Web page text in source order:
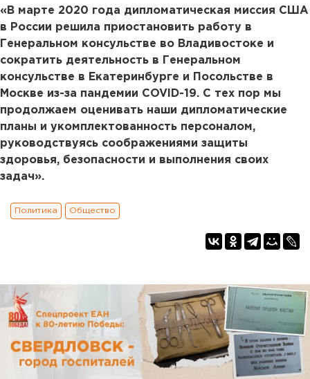
«В марте 2020 года дипломатическая миссия США
в России решила приостановить работу в
Генеральном консульстве во Владивостоке и
сократить деятельность в Генеральном
консульстве в Екатеринбурге и Посольстве в
Москве из-за пандемии COVID-19. С тех пор мы
продолжаем оценивать наши дипломатические
планы и укомплектованность персоналом,
руководствуясь соображениями защиты
здоровья, безопасности и выполнения своих
задач».
Политика Общество